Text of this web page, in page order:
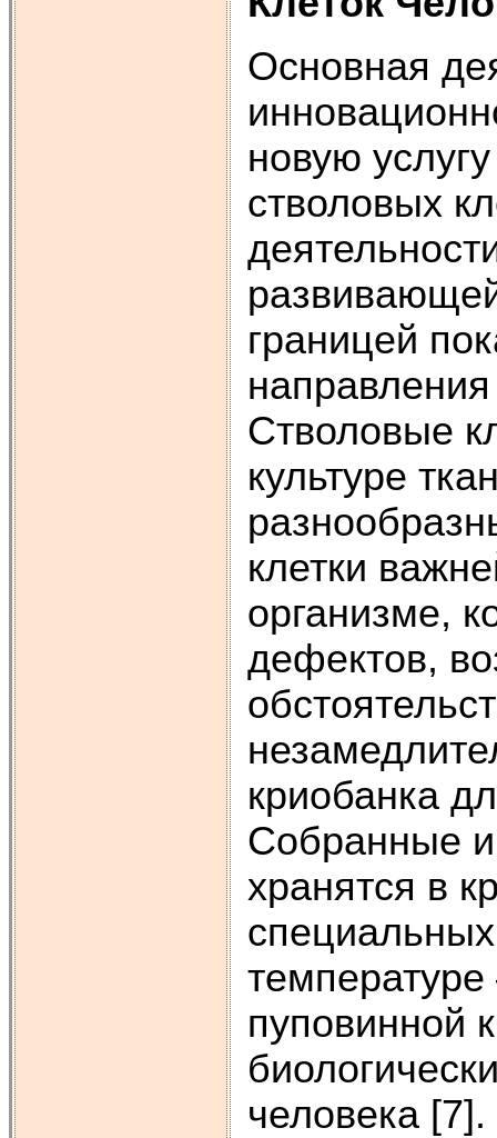
Основная
новую
стволовых
границей
Стволовые
культуре
клетки
организме,
дефектов,
криобанка
Собранные и
хранятся в
пуповинной
человека [7].